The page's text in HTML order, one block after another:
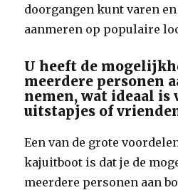
doorgangen kunt varen
aanmeren op populaire
U heeft de
meerdere personen
nemen, wat ideaal
uitstapjes of
Een van de grote
kajuitboot is dat je de
meerdere personen aan